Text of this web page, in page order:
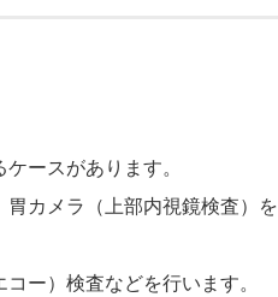
ースがあります。
カメラ（上部内視鏡検査）を
ー）検査などを行います。